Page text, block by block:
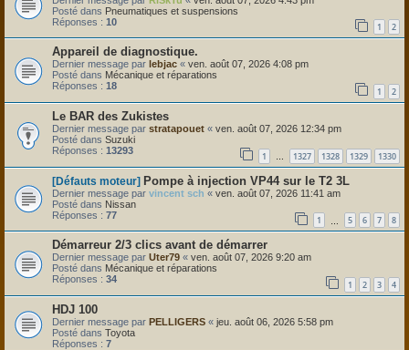
Posté dans Pneumatiques et suspensions
Réponses : 10 1 2
Appareil de diagnostique.
Dernier message par lebjac « ven. août 07, 2026 4:08 pm
Posté dans Mécanique et réparations
Réponses : 18 1 2
Le BAR des Zukistes
Dernier message par stratapouet « ven. août 07, 2026 12:34 pm
Posté dans Suzuki
Réponses : 13293 1 … 1327 1328 1329 1330
[Défauts moteur] Pompe à injection VP44 sur le T2 3L
Dernier message par vincent sch « ven. août 07, 2026 11:41 am
Posté dans Nissan
Réponses : 77 1 5 6 7 8
Démarreur 2/3 clics avant de démarrer
Dernier message par Uter79 « ven. août 07, 2026 9:20 am
Posté dans Mécanique et réparations
Réponses : 34 1 2 3 4
HDJ 100
Dernier message par PELLIGERS « jeu. août 06, 2026 5:58 pm
Posté dans Toyota
Réponses : 7